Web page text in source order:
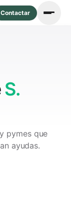
Contactar
Marzo 2026
S.
pymes que
ayudas.